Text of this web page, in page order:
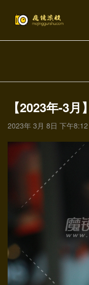
【2023年-3月
2023年 3月 8日 下午8:12